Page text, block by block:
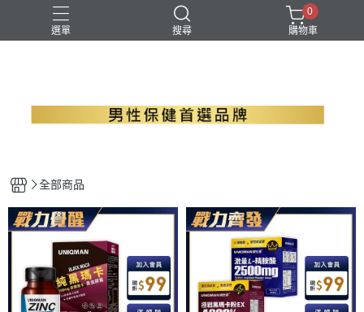
選單 搜尋
B群+馬卡 EPA魚油 瑪卡 精胺酸 螯合鋅
0
購物車
全部商品